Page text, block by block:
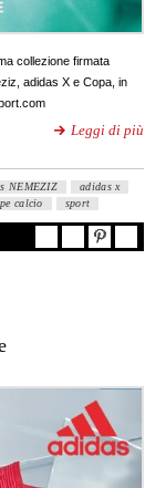
collezione firmata
adidas X e Copa, in
Leggi di più
NEMEZIZ
adidas x
calcio sport